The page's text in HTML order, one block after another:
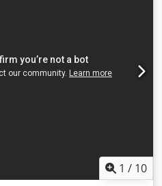
1 / 10